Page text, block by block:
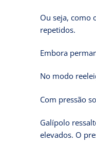
Ou seja, como
repetidos.
Embora
No modo
Com pressão
Galípolo
elevados. O